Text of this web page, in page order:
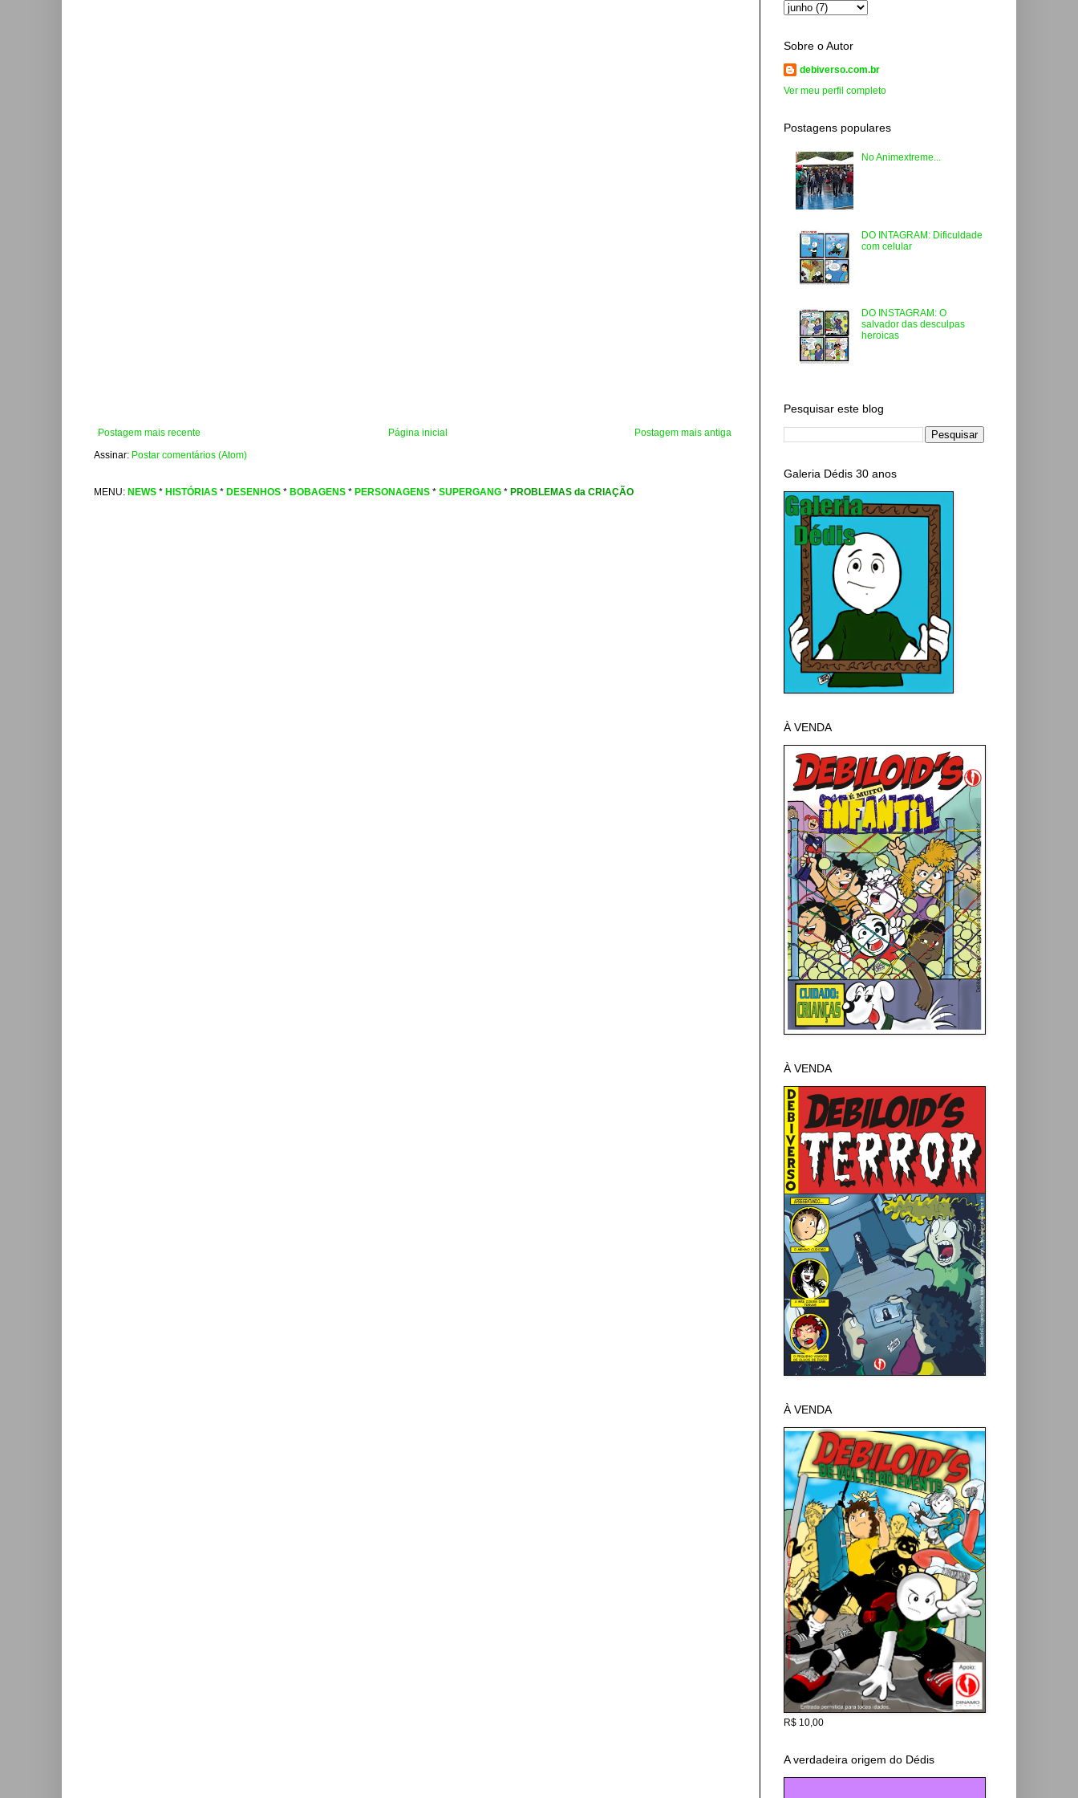
Postagem mais recente Postagem mais antiga
Página inicial
Assinar: Postar comentários (Atom)
MENU: NEWS * HISTÓRIAS * DESENHOS * BOBAGENS * PERSONAGENS * SUPERGANG * PROBLEMAS da CRIAÇÃO
Sobre o Autor
debiverso.com.br
Ver meu perfil completo
Postagens populares
No Animextreme...
DO INTAGRAM: Dificuldade
com celular
DO INSTAGRAM: O
salvador das desculpas
heroicas
Pesquisar este blog
Galeria Dédis 30 anos
À VENDA
À VENDA
À VENDA
R$ 10,00
A verdadeira origem do Dédis